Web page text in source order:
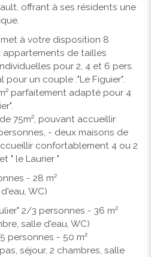
offrant à ses résidents une
met à votre disposition 8
de tailles
pour 2, 4 et 6 pers.
pour un couple :"Le Figuier".
parfaitement adapté pour 4
75m², pouvant accueillir
- deux maisons de
confortablement 4 ou 2
" le Laurier "
- 28 m²
WC)
2/3 personnes - 36 m²
salle d'eau, WC)
personnes - 50 m²
séjour, 2 chambres, salle